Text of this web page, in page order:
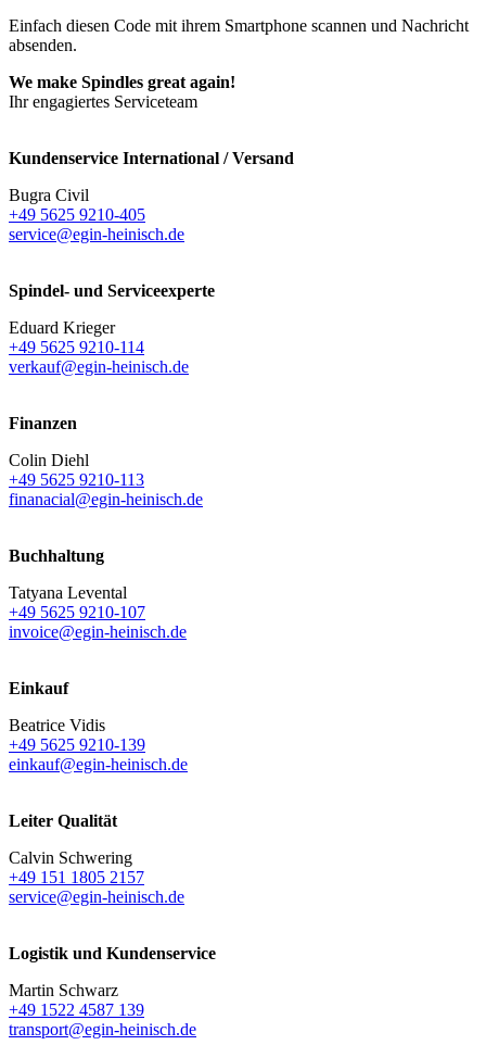
Einfach diesen Code mit ihrem Smartphone scannen und Nachricht
absenden.
We make Spindles great again!
Ihr engagiertes Serviceteam
Kundenservice International / Versand
Bugra Civil
+49 5625 9210-405
service@egin-heinisch.de
Spindel- und Serviceexperte
Eduard Krieger
+49 5625 9210-114
verkauf@egin-heinisch.de
Finanzen
Colin Diehl
+49 5625 9210-113
finanacial@egin-heinisch.de
Buchhaltung
Tatyana Levental
+49 5625 9210-107
invoice@egin-heinisch.de
Einkauf
Beatrice Vidis
+49 5625 9210-139
einkauf@egin-heinisch.de
Leiter Qualität
Calvin Schwering
+49 151 1805 2157
service@egin-heinisch.de
Logistik und Kundenservice
Martin Schwarz
+49 1522 4587 139
transport@egin-heinisch.de